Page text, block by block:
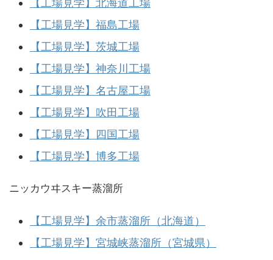
【工場見学】福島工場
【工場見学】茨城工場
【工場見学】神奈川工場
【工場見学】名古屋工場
【工場見学】吹田工場
【工場見学】四国工場
【工場見学】博多工場
ニッカウヰスキー蒸溜所
【工場見学】余市蒸溜所（北海道）
【工場見学】宮城峡蒸溜所（宮城県）